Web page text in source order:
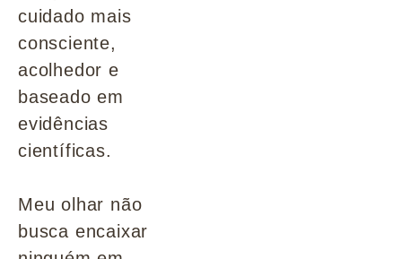
cuidado mais
consciente,
acolhedor e
baseado em
evidências
científicas.
Meu olhar não
busca encaixar